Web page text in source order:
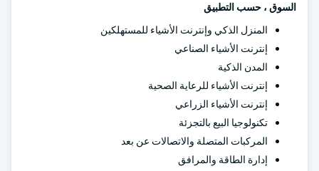
السوق ، حسب التطبيق
المنزل الذكي وإنترنت الأشياء للمستهلكين
إنترنت الأشياء الصناعي
المدن الذكية
إنترنت الأشياء للرعاية الصحية
إنترنت الأشياء الزراعي
تكنولوجيا البيع بالتجزئة
المركبات المتصلة والاتصالات عن بعد
إدارة الطاقة والمرافق